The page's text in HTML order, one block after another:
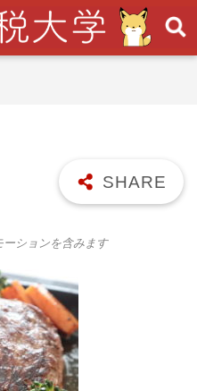
ションを含みます